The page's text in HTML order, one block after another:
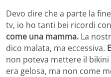
Devo dire che a parte la
tv, io ho tanti bei ricordi
come una mamma. La
dico malata, ma eccessiva.
non poteva mettere il bikini
era gelosa, ma non come